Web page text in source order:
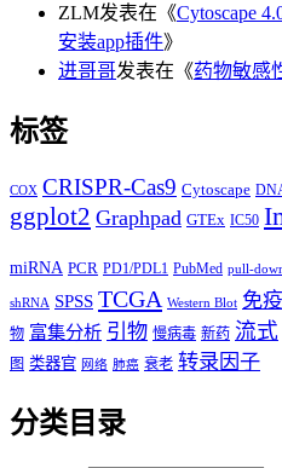
ZLM发表在《Cytoscape
安装app插件》
进哥哥发表在《药物敏感
标签
COX CRISPR-Cas9 Cytoscape
ggplot2 Graphpad GTEx IC50
miRNA PCR PD1/PDL1 PubMed pull-
shRNA SPSS TCGA Western Blot 免
物 富集分析 引物 慢病毒 新药 流式
图 类器官 网络 肺癌 衰老 转录因子
分类目录